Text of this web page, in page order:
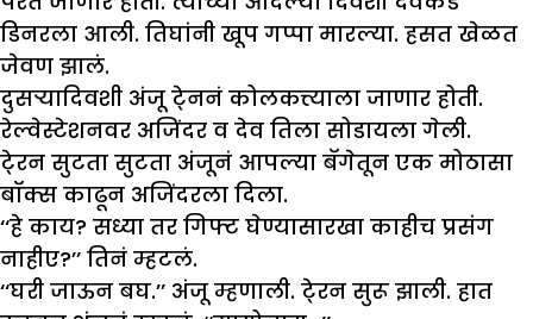
डिनरला आली. तिघांनी खूप गप्पा मारल्या. हसत खेळत
जेवण झालं.
दुसऱ्यादिवशी अंजू टे्ननं कोलकत्त्याला जाणार होती.
रेल्वेस्टेशनवर अजिंदर व देव तिला सोडायला गेली.
टे्रन सुटता सुटता अंजूनं आपल्या बॅगेतून एक मोठासा
बॉक्स काढून अजिंदरला दिला.
‘‘हे काय? सध्या तर गिफ्ट घेण्यासारखा काहीच प्रसंग
नाहीए?’’ तिनं म्हटलं.
‘‘घरी जाऊन बघ.’’ अंजू म्हणाली. टे्रन सुरू झाली. हात